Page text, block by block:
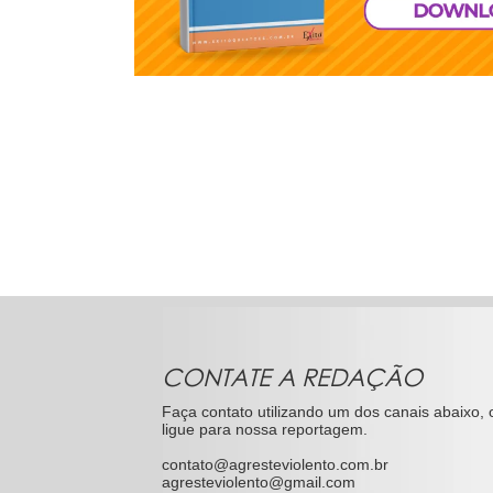
CONTATE A REDAÇÃO
Faça contato utilizando um dos canais abaixo,
ligue para nossa reportagem.
contato@agresteviolento.com.br
agresteviolento@gmail.com